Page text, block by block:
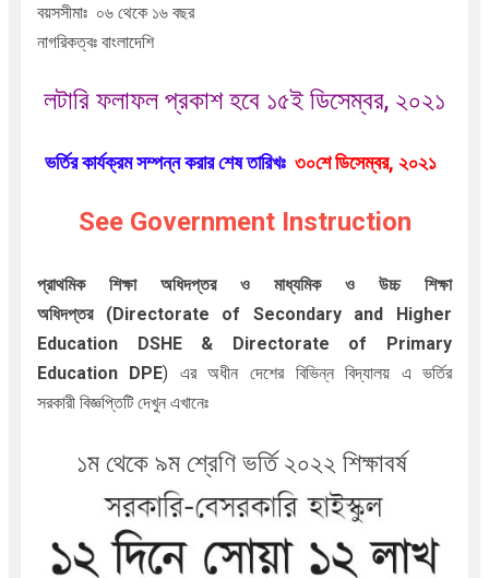
বয়সসীমাঃ ০৬ থেকে ১৬ বছর
নাগরিকত্বঃ বাংলাদেশি
লটারি ফলাফল প্রকাশ হবে ১৫ই ডিসেম্বর, ২০২১
ভর্তির কার্যক্রম সম্পন্ন করার শেষ তারিখঃ৩০শে ডিসেম্বর, ২০২১
See Government Instruction
প্রাথমিক শিক্ষা অধিদপ্তর ও মাধ্যমিক ও উচ্চ শিক্ষা
অধিদপ্তর
(Directorate of Secondary and Higher
Education DSHE & Directorate of Primary
Education DPE) এর অধীন দেশের বিভিন্ন বিদ্যালয় এ ভর্তির
সরকারী বিজ্ঞপ্তিটি দেখুন এখানেঃ
১ম থেকে ৯ম শ্রেণি ভর্তি ২০২২ শিক্ষাবর্ষ